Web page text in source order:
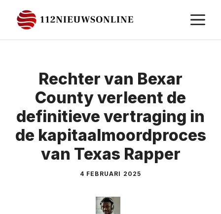
naar
de
Rechter van Bexar
County verleent de
definitieve vertraging in
de kapitaalmoordproces
van Texas Rapper
4 FEBRUARI 2025